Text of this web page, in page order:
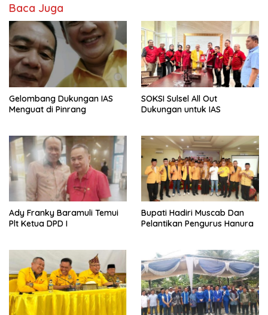
Baca Juga
Gelombang Dukungan IAS
Menguat di Pinrang
SOKSI Sulsel All Out
Dukungan untuk IAS
Ady Franky Baramuli Temui
Plt Ketua DPD I
Bupati Hadiri Muscab Dan
Pelantikan Pengurus Hanura